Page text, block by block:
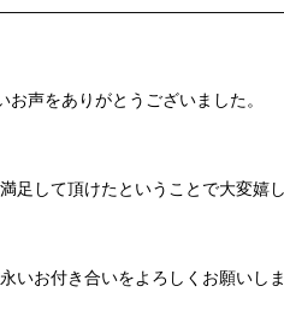
お声をありがとうございました。
足して頂けたということで大変嬉し
いお付き合いをよろしくお願いしま